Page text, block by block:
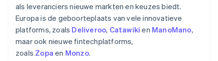
als leveranciers nieuwe markten en keuzes biedt.
Europa is de geboorteplaats van vele innovatieve
platforms, zoals Deliveroo, Catawiki en ManoMano,
maar ook nieuwe fintechplatforms,
zoals Zopa en Monzo.